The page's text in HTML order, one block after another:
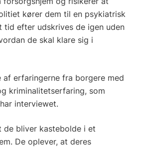
kører dem til en psykiatrisk
tid efter udskrives de igen uden
de skal klare sig i
af erfaringerne fra borgere med
kriminalitetserfaring, som
interviewet.
de bliver kastebolde i et
De oplever, at deres